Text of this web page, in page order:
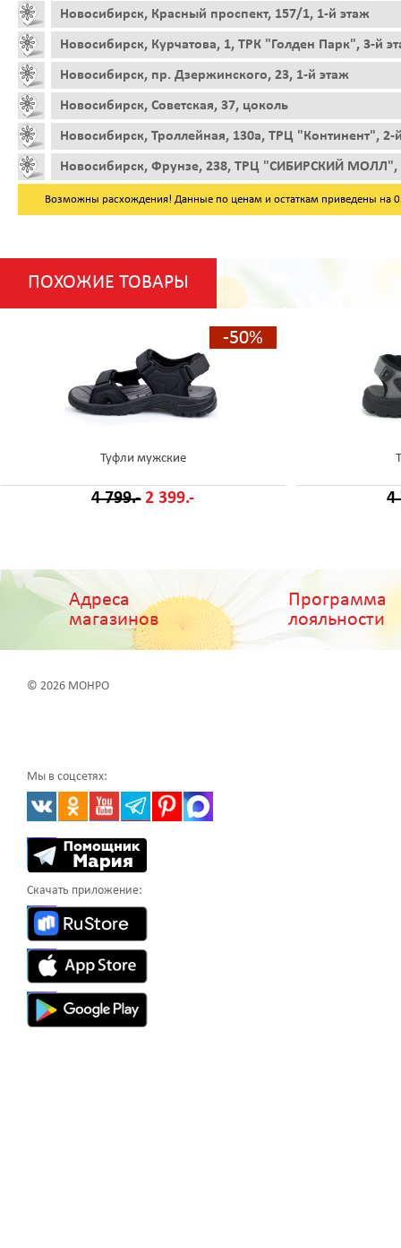
Новосибирск, Красный проспект, 157/1, 1-й этаж
Новосибирск, Курчатова, 1, ТРК "Голден Парк", 3-й
Новосибирск, пр. Дзержинского, 23, 1-й этаж
Новосибирск, Советская, 37, цоколь
Новосибирск, Троллейная, 130а, ТРЦ "Континент", 2-
Новосибирск, Фрунзе, 238, ТРЦ "СИБИРСКИЙ МОЛЛ",
Возможны расхождения! Данные по ценам и остаткам приведены на
ПОХОЖИЕ ТОВАРЫ
-50%
Туфли мужские
4 799.- 2 399.- 4
Адреса
магазинов
Программа
лояльности
© 2026 МОНРО
Мы в соцсетях:
Скачать приложение: